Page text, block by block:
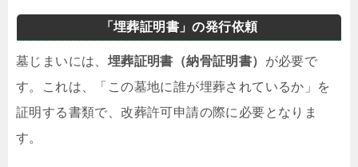
「埋葬証明書」の発行依頼
墓じまいには、 埋葬証明書（納骨証明書） が必要で
す。これは、「この墓地に誰が埋葬されているか」を
証明する書類で、改葬許可申請の際に必要となりま
す。